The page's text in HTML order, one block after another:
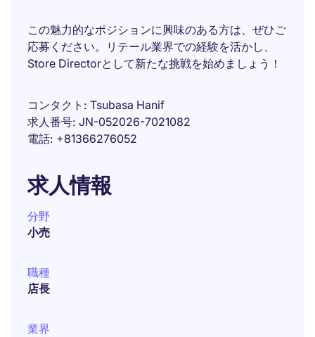
この魅力的なポジションに興味のある方は、ぜひご
応募ください。リテール業界での経験を活かし、
Store Directorとして新たな挑戦を始めましょう！
コンタクト
Tsubasa Hanif
求人番号 JN-052026-7021082
電話 +81366276052
求人情報
分野
小売
職種
店長
業界